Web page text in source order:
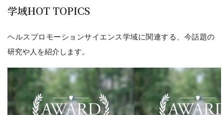
学域HOT TOPICS
ヘルスプロモーションサイエンス学域に関連する、今話題の
研究や人を紹介します。